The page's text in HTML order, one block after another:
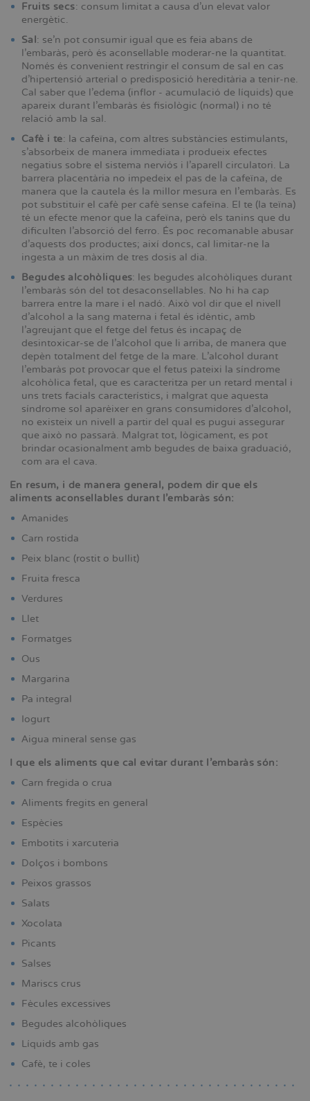
Fruits secs: consum limitat a causa d’un elevat valor
energètic.
Sal : se’n pot consumir igual que es feia abans de
l’embaràs, però és aconsellable moderar-ne la quantitat.
Només és convenient restringir el consum de sal en cas
d’hipertensió arterial o predisposició hereditària a tenir-ne.
Cal saber que l’edema (inflor - acumulació de líquids) que
apareix durant l’embaràs és fisiològic (normal) i no té
relació amb la sal.
Cafè i te: la cafeïna, com altres substàncies estimulants,
s’absorbeix de manera immediata i produeix efectes
negatius sobre el sistema nerviós i l’aparell circulatori. La
barrera placentària no impedeix el pas de la cafeïna, de
manera que la cautela és la millor mesura en l’embaràs. Es
pot substituir el cafè per cafè sense cafeïna. El te (la teïna)
té un efecte menor que la cafeïna, però els tanins que du
dificulten l’absorció del ferro. És poc recomanable abusar
d’aquests dos productes; així doncs, cal limitar-ne la
ingesta a un màxim de tres dosis al dia.
Begudes alcohòliques: les begudes alcohòliques durant
l’embaràs són del tot desaconsellables. No hi ha cap
barrera entre la mare i el nadó. Això vol dir que el nivell
d’alcohol a la sang materna i fetal és idèntic, amb
l’agreujant que el fetge del fetus és incapaç de
desintoxicar-se de l’alcohol que li arriba, de manera que
depèn totalment del fetge de la mare. L’alcohol durant
l’embaràs pot provocar que el fetus pateixi la síndrome
alcohòlica fetal, que es caracteritza per un retard mental i
uns trets facials característics, i malgrat que aquesta
síndrome sol aparèixer en grans consumidores d’alcohol,
no existeix un nivell a partir del qual es pugui assegurar
que això no passarà. Malgrat tot, lògicament, es pot
brindar ocasionalment amb begudes de baixa graduació,
com ara el cava.
En resum, i de manera general, podem dir que els
aliments aconsellables durant l’embaràs són:
Amanides
Carn rostida
Peix blanc (rostit o bullit)
Fruita fresca
Verdures
Llet
Formatges
Ous
Margarina
Pa integral
Iogurt
Aigua mineral sense gas
I que els aliments que cal evitar durant l’embaràs són:
Carn fregida o crua
Aliments fregits en general
Espècies
Embotits i xarcuteria
Dolços i bombons
Peixos grassos
Salats
Xocolata
Picants
Salses
Mariscs crus
Fècules excessives
Begudes alcohòliques
Líquids amb gas
Cafè, te i coles